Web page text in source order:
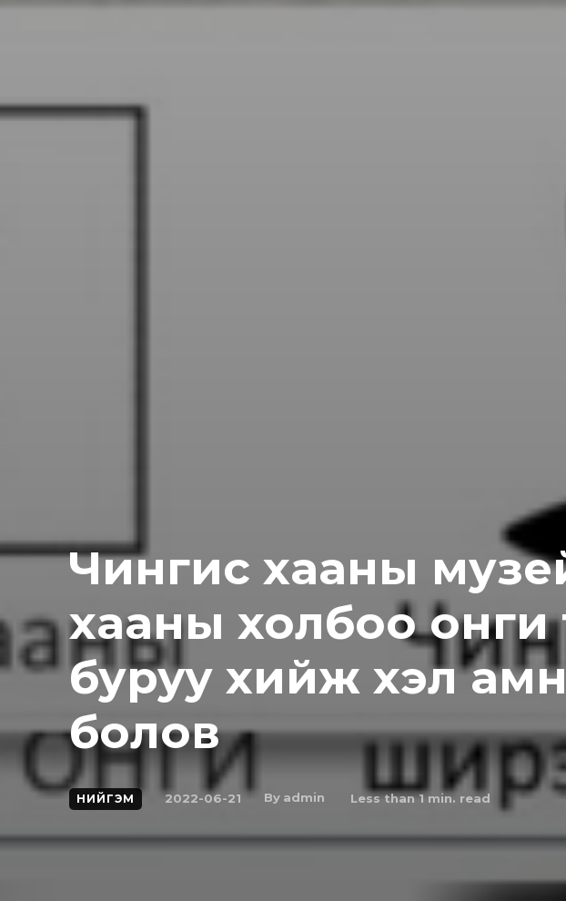
Чингис хааны
хааны холбоо онги
буруу хийж хэл
болов
НИЙГЭМ 2022-06-21 By admin Less than 1min. read